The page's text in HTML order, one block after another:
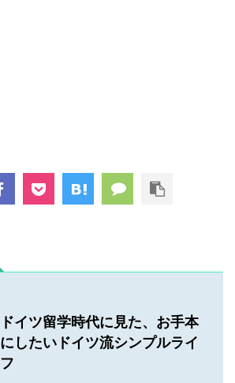
ドイツ留学時代に見た、お手本
にしたいドイツ流シンプルライ
フ